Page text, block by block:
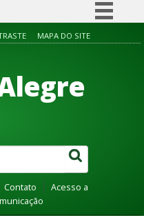
Simplifique!
Acesso à informação
Canais
MAPA DO SITE
Contato
Acesso a